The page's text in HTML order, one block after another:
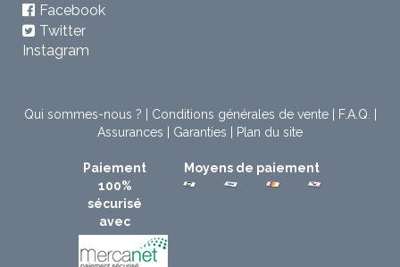
Facebook
Twitter
Instagram
Qui sommes-nous ? | Conditions générales de vente| F.A.Q. |
Assurances | Garanties | Plan du site
Paiement
100%
sécurisé
avec
Moyens de paiement